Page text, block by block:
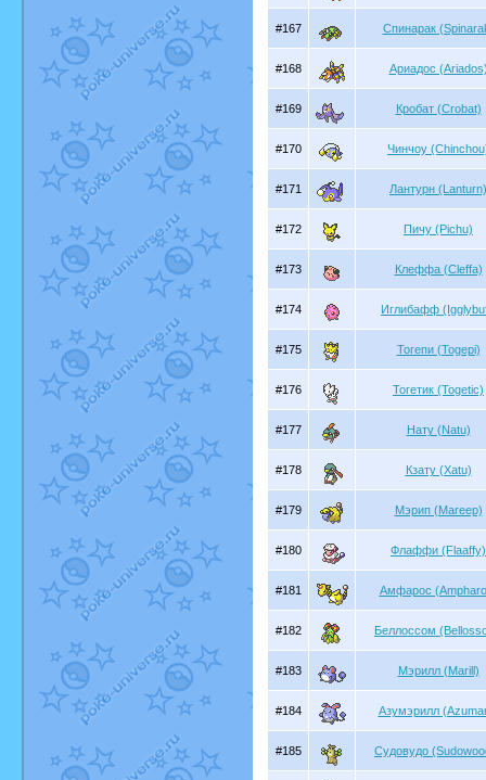
#167 Спинарак
#168 Ариадос
#169 Кробат (Crobat)
#170 Чинчоу
#171 Лантурн (Lanturn)
#172 Пичу (Pichu)
#173 Клеффа (Cleffa)
#174 Иглибафф
#175 Тогепи (Togepi)
#176 Тогетик (Togetic)
#177 Нату (Natu)
#178 Кзату (Xatu)
#179 Мэрип (Mareep)
#180 Флаффи (Flaaffy)
#181 Амфарос
#182 Беллоссом
#183 Мэрилл (Marill)
#184 Азумэрилл
#185 Судовудо